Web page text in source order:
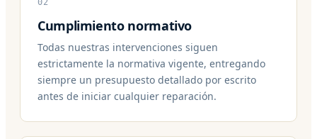
Cumplimiento normativo
Todas nuestras intervenciones siguen
estrictamente la normativa vigente, entregando
siempre un presupuesto detallado por escrito
antes de iniciar cualquier reparación.